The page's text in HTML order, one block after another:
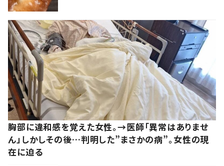
胸部に違和感を覚えた女性。→医師「異常はありませ
ん」しかしその後…判明した”まさかの病”。女性の現
在に迫る